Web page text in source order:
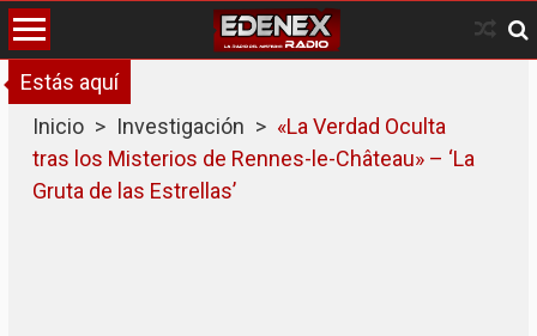
Skip
to
content
Estás aquí
Inicio > Investigación > «La Verdad Oculta
tras los Misterios de Rennes-le-Château» – ‘La
Gruta de las Estrellas’